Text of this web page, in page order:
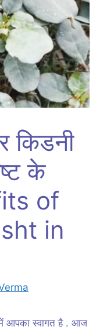
किडनी
के
of
in
में आपका स्वागत है . आज